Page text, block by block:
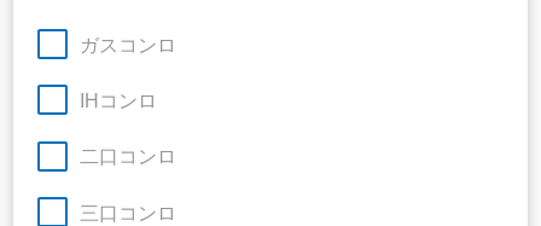
ガスコンロ
IHコンロ
二口コンロ
三口コンロ